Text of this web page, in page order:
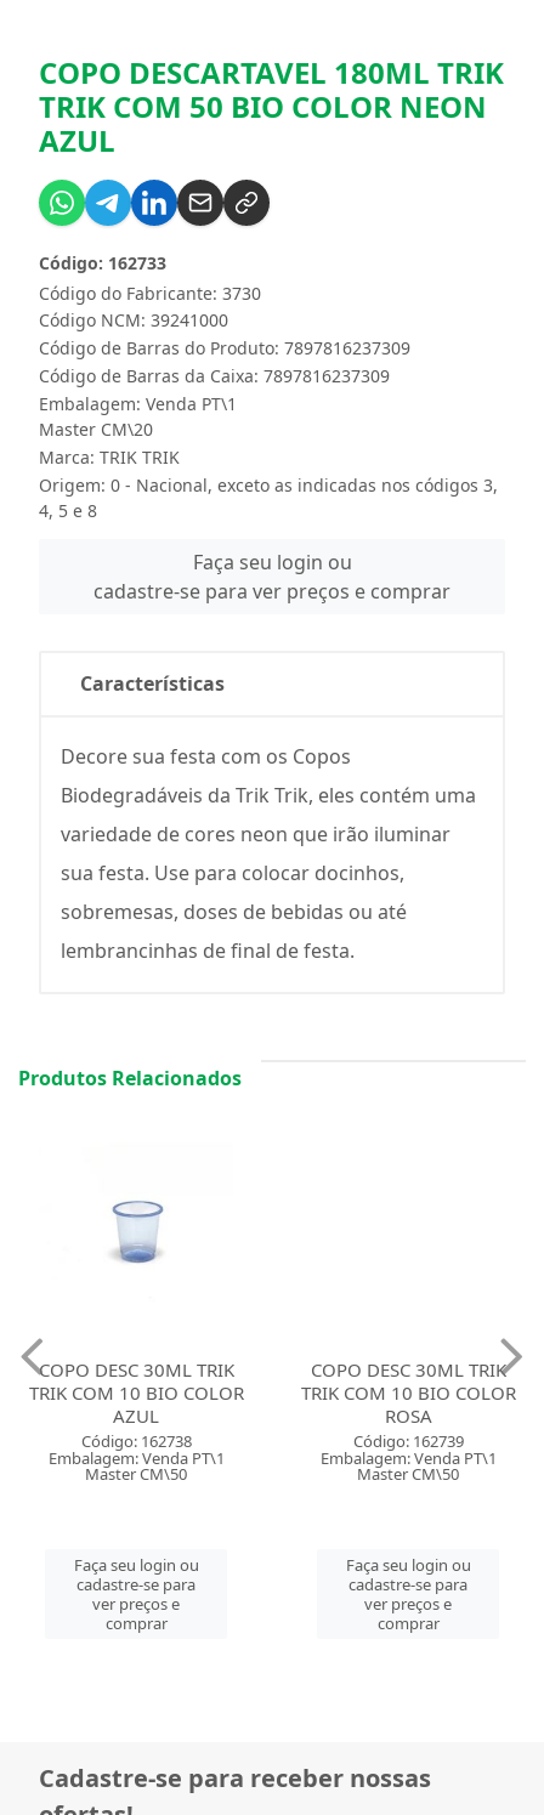
COPO DESCARTAVEL 180ML TRIK
TRIK COM 50 BIO COLOR NEON
AZUL
Código do Fabricante: 3730
Código: 162733
Código NCM: 39241000
Código de Barras do Produto: 7897816237309
Código de Barras da Caixa: 7897816237309
Embalagem: Venda PT\1
Master CM\20
Marca: TRIK TRIK
Origem: 0 - Nacional, exceto as indicadas nos códigos 3,
4, 5 e 8
Faça seu login ou
cadastre-se para ver preços e comprar
Características
Decore sua festa com os Copos
Biodegradáveis da Trik Trik, eles contém uma
variedade de cores neon que irão iluminar
sua festa. Use para colocar docinhos,
sobremesas, doses de bebidas ou até
lembrancinhas de final de festa.
Produtos Relacionados
COPO DESC 30ML TRIK
TRIK COM 10 BIO COLOR
AZUL
Código: 162738
Embalagem: Venda PT\1
Master CM\50
Faça seu login ou
cadastre-se para
ver preços e
comprar
COPO DESC 30ML TRIK
TRIK COM 10 BIO COLOR
ROSA
Código: 162739
Embalagem: Venda PT\1
Master CM\50
Faça seu login ou
cadastre-se para
ver preços e
comprar
Cadastre-se para receber nossas